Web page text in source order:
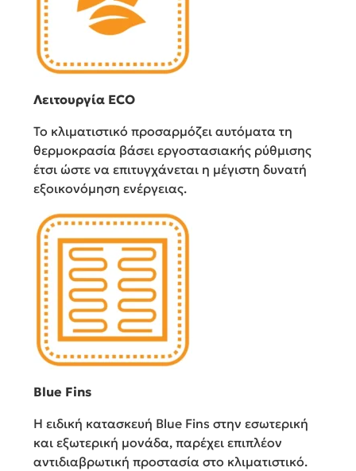
Λειτουργία ECO
Το κλιματιστικό προσαρμόζει αυτόματα τη
θερμοκρασία βάσει εργοστασιακής ρύθμισης
έτσι ώστε να επιτυγχάνεται η μέγιστη δυνατή
εξοικονόμηση ενέργειας.
Blue Fins
Η ειδική κατασκευή Blue Fins στην εσωτερική
και εξωτερική μονάδα, παρέχει επιπλέον
αντιδιαβρωτική προστασία στο κλιματιστικό.